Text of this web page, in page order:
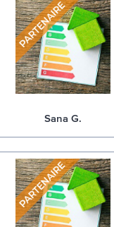
Sana G.